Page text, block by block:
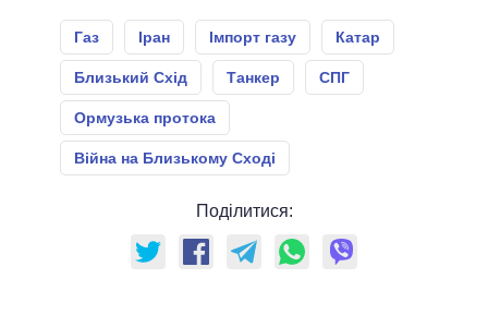
Газ Іран Імпорт газу Катар
Близький Схід Танкер СПГ
Ормузька протока
Війна на Близькому Сході
Поділитися: